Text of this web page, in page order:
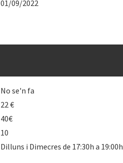
01/09/2022
No se'n fa
22 €
40€
10
Dilluns i Dimecres de 17:30h a 19:00h